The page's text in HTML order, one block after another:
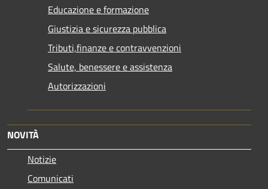
Educazione e formazione
Giustizia e sicurezza pubblica
Tributi,finanze e contravvenzioni
Salute, benessere e assistenza
Autorizzazioni
NOVITÀ
Notizie
Comunicati